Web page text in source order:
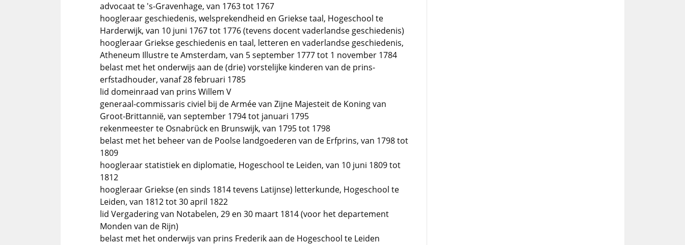
advocaat te 's-Gravenhage, van 1763 tot 1767
hoogleraar geschiedenis, welsprekendheid en Griekse taal, Hogeschool te
Harderwijk, van 10 juni 1767 tot 1776 (tevens docent vaderlandse geschiedenis)
hoogleraar Griekse geschiedenis en taal, letteren en vaderlandse geschiedenis,
Atheneum Illustre te Amsterdam, van 5 september 1777 tot 1 november 1784
belast met het onderwijs aan de (drie) vorstelijke kinderen van de prins-
erfstadhouder, vanaf 28 februari 1785
lid domeinraad van prins Willem V
generaal-commissaris civiel bij de Armée van Zijne Majesteit de Koning van
Groot-Brittannië, van september 1794 tot januari 1795
rekenmeester te Osnabrück en Brunswijk, van 1795 tot 1798
belast met het beheer van de Poolse landgoederen van de Erfprins, van 1798 tot
1809
hoogleraar statistiek en diplomatie, Hogeschool te Leiden, van 10 juni 1809 tot
1812
hoogleraar Griekse (en sinds 1814 tevens Latijnse) letterkunde, Hogeschool te
Leiden, van 1812 tot 30 april 1822
lid Vergadering van Notabelen, 29 en 30 maart 1814 (voor het departement
Monden van de Rijn)
belast met het onderwijs van prins Frederik aan de Hogeschool te Leiden